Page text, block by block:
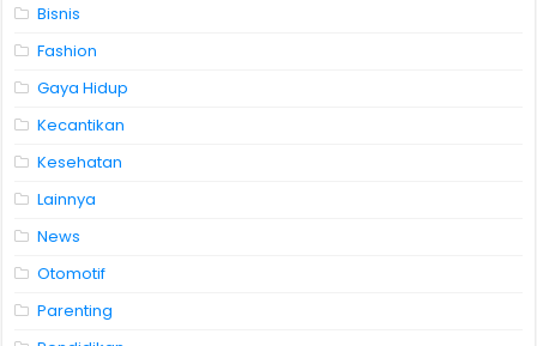
Bisnis
Fashion
Gaya Hidup
Kecantikan
Kesehatan
Lainnya
News
Otomotif
Parenting